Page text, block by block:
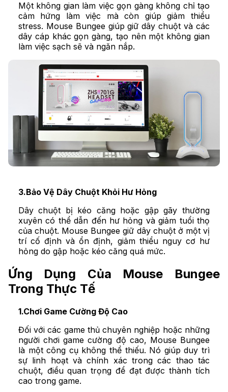
Một không gian làm việc gọn gàng không chỉ tạo
cảm hứng làm việc mà còn giúp giảm thiểu
stress. Mouse Bungee giúp giữ dây chuột và các
dây cáp khác gọn gàng, tạo nên một không gian
làm việc sạch sẽ và ngăn nắp.
3.Bảo Vệ Dây Chuột Khỏi Hư Hỏng
Dây chuột bị kéo căng hoặc gập gãy thường
xuyên có thể dẫn đến hư hỏng và giảm tuổi thọ
của chuột. Mouse Bungee giữ dây chuột ở một vị
trí cố định và ổn định, giảm thiểu nguy cơ hư
hỏng do gập hoặc kéo căng quá mức.
Ứng Dụng Của Mouse Bungee
Trong Thực Tế
1.Chơi Game Cường Độ Cao
Đối với các game thủ chuyên nghiệp hoặc những
người chơi game cường độ cao, Mouse Bungee
là một công cụ không thể thiếu. Nó giúp duy trì
sự linh hoạt và chính xác trong các thao tác
chuột, điều quan trọng để đạt được thành tích
cao trong game.